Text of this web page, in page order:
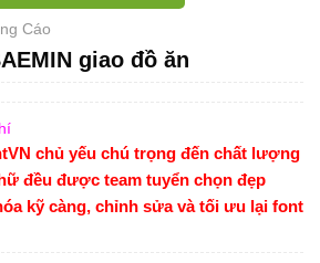
Cáo
giao đồ ăn
chủ yếu chú trọng đến chất lượng
đều được team tuyển chọn đẹp
kỹ càng, chỉnh sửa và tối ưu lại font